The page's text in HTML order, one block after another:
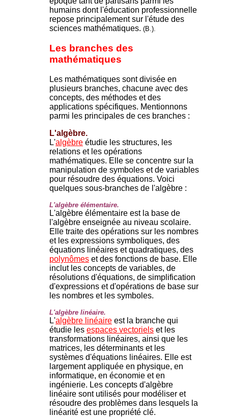
humains dont l'éducation professionnelle
repose principalement sur l'étude des
sciences mathématiques. (B.).
Les branches des
mathématiques
Les mathématiques sont divisée en
plusieurs branches, chacune avec des
concepts, des méthodes et des
applications spécifiques. Mentionnons
parmi les principales de ces branches :
L'algèbre.
L'algèbre étudie les structures, les
relations et les opérations
mathématiques. Elle se concentre sur la
manipulation de symboles et de variables
pour résoudre des équations. Voici
quelques sous-branches de l'algèbre :
L'algèbre élémentaire.
L'algèbre élémentaire est la base de
l'algèbre enseignée au niveau scolaire.
Elle traite des opérations sur les nombres
et les expressions symboliques, des
équations linéaires et quadratiques, des
polynômes et des fonctions de base. Elle
inclut les concepts de variables, de
résolutions d'équations, de simplification
d'expressions et d'opérations de base sur
les nombres et les symboles.
L'algèbre linéaire.
L'algèbre linéaire est la branche qui
étudie les espaces vectoriels et les
transformations linéaires, ainsi que les
matrices, les déterminants et les
systèmes d'équations linéaires. Elle est
largement appliquée en physique, en
informatique, en économie et en
ingénierie. Les concepts d'algèbre
linéaire sont utilisés pour modéliser et
résoudre des problèmes dans lesquels la
linéarité est une propriété clé.